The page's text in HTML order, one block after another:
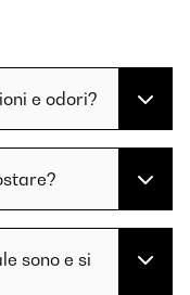
e odori?
sono e si